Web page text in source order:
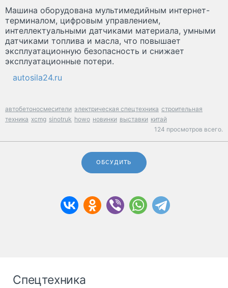
Машина оборудована мультимедийным интернет-
терминалом, цифровым управлением,
интеллектуальными датчиками материала, умными
датчиками топлива и масла, что повышает
эксплуатационную безопасность и снижает
эксплуатационные потери.
autosila24.ru
автобетоносмесители электрическая спецтехника строительная
техника xcmg sinotruk howo новинки выставки китай
124 просмотров всего.
ОБСУДИТЬ
Спецтехника